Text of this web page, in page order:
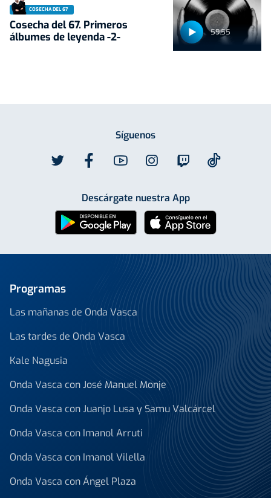
59:55
COSECHA DEL 67
Cosecha del 67. Primeros
álbumes de leyenda -2-
Síguenos
Descárgate nuestra App
Programas
Las mañanas de Onda Vasca
Las tardes de Onda Vasca
Kale Nagusia
Onda Vasca con José Manuel Monje
Onda Vasca con Juanjo Lusa y Samu Valcárcel
Onda Vasca con Imanol Arruti
Onda Vasca con Imanol Vilella
Onda Vasca con Ángel Plaza